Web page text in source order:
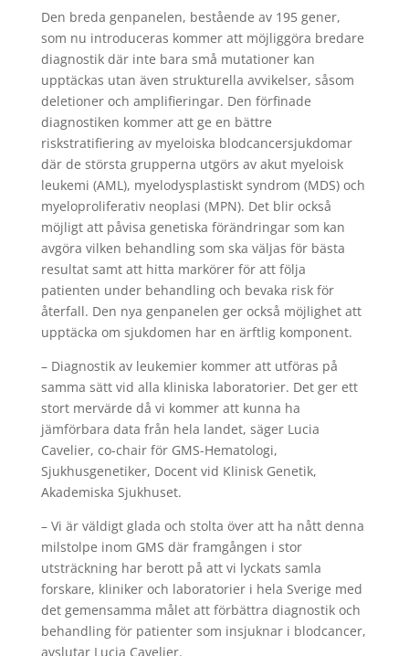
Den breda genpanelen, bestående av 195 gener,
som nu introduceras kommer att möjliggöra bredare
diagnostik där inte bara små mutationer kan
upptäckas utan även strukturella avvikelser, såsom
deletioner och amplifieringar. Den förfinade
diagnostiken kommer att ge en bättre
riskstratifiering av myeloiska blodcancersjukdomar
där de största grupperna utgörs av akut myeloisk
leukemi (AML), myelodysplastiskt syndrom (MDS) och
myeloproliferativ neoplasi (MPN). Det blir också
möjligt att påvisa genetiska förändringar som kan
avgöra vilken behandling som ska väljas för bästa
resultat samt att hitta markörer för att följa
patienten under behandling och bevaka risk för
återfall. Den nya genpanelen ger också möjlighet att
upptäcka om sjukdomen har en ärftlig komponent.
– Diagnostik av leukemier kommer att utföras på
samma sätt vid alla kliniska laboratorier. Det ger ett
stort mervärde då vi kommer att kunna ha
jämförbara data från hela landet, säger Lucia
Cavelier, co-chair för GMS-Hematologi,
Sjukhusgenetiker, Docent vid Klinisk Genetik,
Akademiska Sjukhuset.
– Vi är väldigt glada och stolta över att ha nått denna
milstolpe inom GMS där framgången i stor
utsträckning har berott på att vi lyckats samla
forskare, kliniker och laboratorier i hela Sverige med
det gemensamma målet att förbättra diagnostik och
behandling för patienter som insjuknar i blodcancer,
avslutar Lucia Cavelier.